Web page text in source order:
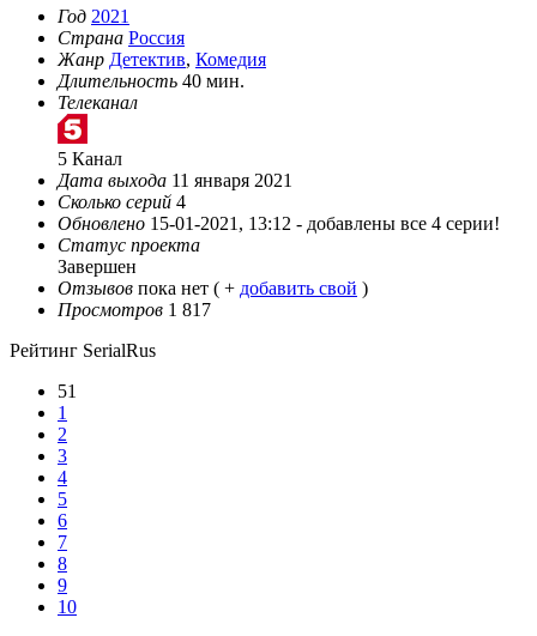
Год 2021
Страна Россия
Жанр Детектив, Комедия
Длительность 40 мин.
Телеканал
5 Канал
Дата выхода 11 янвapя 2021
Сколько серий 4
Обновлено 15-01-2021, 13:12 - добавлены все 4 серии!
Статус проекта
Завершен
Отзывов пока нет ( + добавить свой )
Просмотров 1 817
Рейтинг SerialRus
51
1
2
3
4
5
6
7
8
9
10